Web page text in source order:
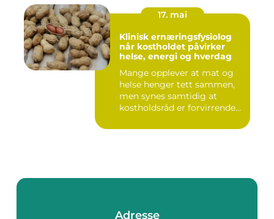
17. mai
Klinisk ernæringsfysiolog
når kostholdet påvirker
helse, energi og hverdag
Mange opplever at mat og
helse henger tett sammen,
men synes samtidig at
kostholdsråd er forvirrende...
Adresse